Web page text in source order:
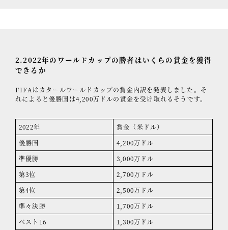
2.2022年のワールドカップの勝者はいくらの賞金を獲得
できるか
FIFAはカタールワールドカップの賞金内訳を発表しました。そ
れによると優勝国は4,200万ドルの賞金を受け取れるそうです。
2022年
賞金（米ドル）
優勝国
4,200万ドル
準優勝
3,000万ドル
第3位
2,700万ドル
第4位
2,500万ドル
準々決勝
1,700万ドル
ベスト16
1,300万ドル